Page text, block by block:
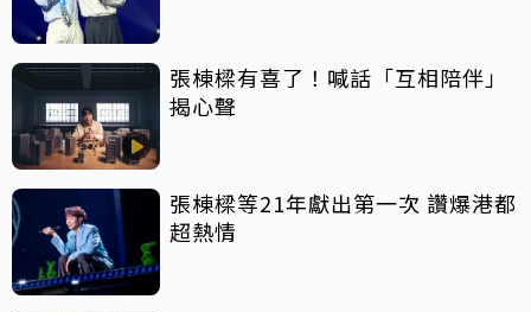
張棟樑有喜了！喊話「互相陪伴」
揭心聲
張棟樑等21年獻出第一次 讚爆港都
超熱情